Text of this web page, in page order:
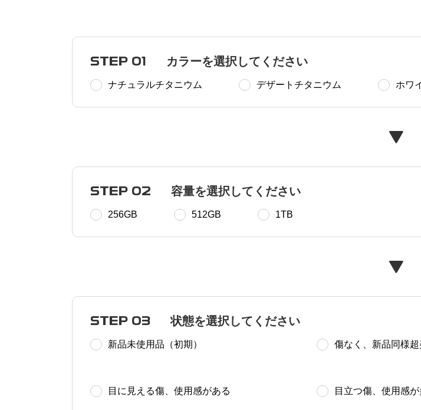
STEP 01 カラーを選択してください
ナチュラルチタニウム デザートチタニウム ホワ
STEP 02 容量を選択してください
256GB 512GB 1TB
STEP 03 状態を選択してください
新品未使用品（初期） 傷なく、新品同様超
目に見える傷、使用感がある 目立つ傷、使用感